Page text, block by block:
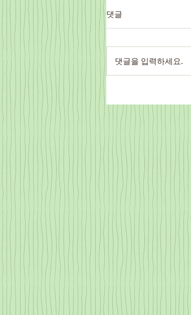
댓글
댓글을 입력하세요.